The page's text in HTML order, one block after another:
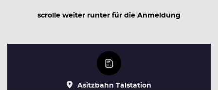
scrolle weiter runter für die Anmeldung
Asitzbahn Talstation